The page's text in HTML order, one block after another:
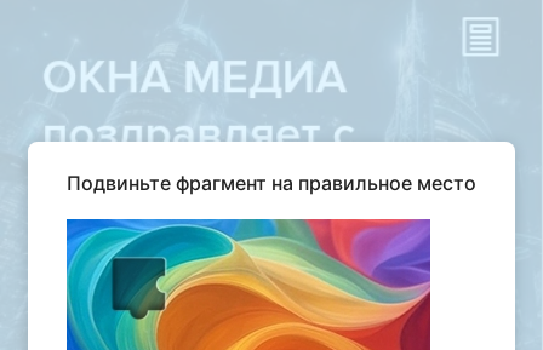
Подвиньте фрагмент на правильное место